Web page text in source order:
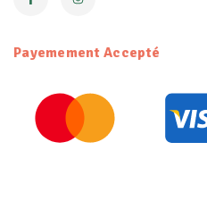
Payemement Accepté